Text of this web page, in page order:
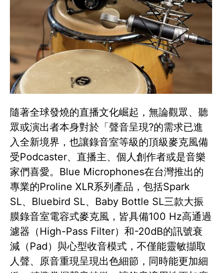
隨著全球發燒的直播文化崛起，無論觀眾、聽
眾或演出者本身對於「聲音呈現?的需求已進
入全新境界，也讓錄音室等級的頂級麥克風備
受Podcaster、直播主、個人創作者或是音樂
家們喜愛。Blue Microphones在台灣推出的
專業的Proline XLR系列產品，包括Spark
SL、Bluebird SL、Baby Bottle SL三款大振
膜錄音室電容式麥克風，皆具備100 Hz高通過
濾器（High-Pass Filter）和-20dB的訊號衰
減（Pad）與心型收音模式，不僅能靈敏擷取
人聲、原音重現呈現出色細節，同時能更加細